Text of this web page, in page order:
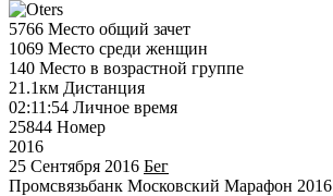
5766 Место общий зачет
1069 Место среди женщин
140 Место в возрастной группе
21.1км Дистанция
02:11:54 Личное время
25844 Номер
2016
25 Сентября 2016 Бег
Промсвязьбанк Московский Марафон 2016